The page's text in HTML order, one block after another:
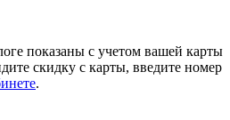
показаны с учетом вашей карты
скидку с карты, введите номер
.